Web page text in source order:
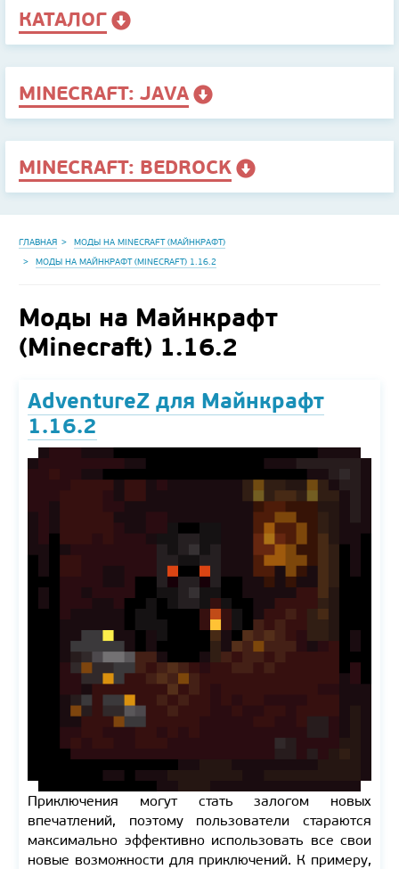
КАТАЛОГ
MINECRAFT: JAVA
MINECRAFT: BEDROCK
ГЛАВНАЯ
МОДЫ НА MINECRAFT (МАЙНКРАФТ)
МОДЫ НА МАЙНКРАФТ (MINECRAFT) 1.16.2
Моды на Майнкрафт
(Minecraft) 1.16.2
AdventureZ для Майнкрафт
1.16.2
Приключения могут стать залогом новых
впечатлений, поэтому пользователи стараются
максимально эффективно использовать все свои
новые возможности для приключений. К примеру,